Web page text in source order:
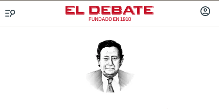
FUNDADO EN 1910